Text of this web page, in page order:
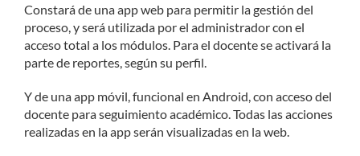
Constará de una app web para permitir la gestión del
proceso, y será utilizada por el administrador con el
acceso total a los módulos. Para el docente se activará la
parte de reportes, según su perfil.
Y de una app móvil, funcional en Android, con acceso del
docente para seguimiento académico. Todas las acciones
realizadas en la app serán visualizadas en la web.